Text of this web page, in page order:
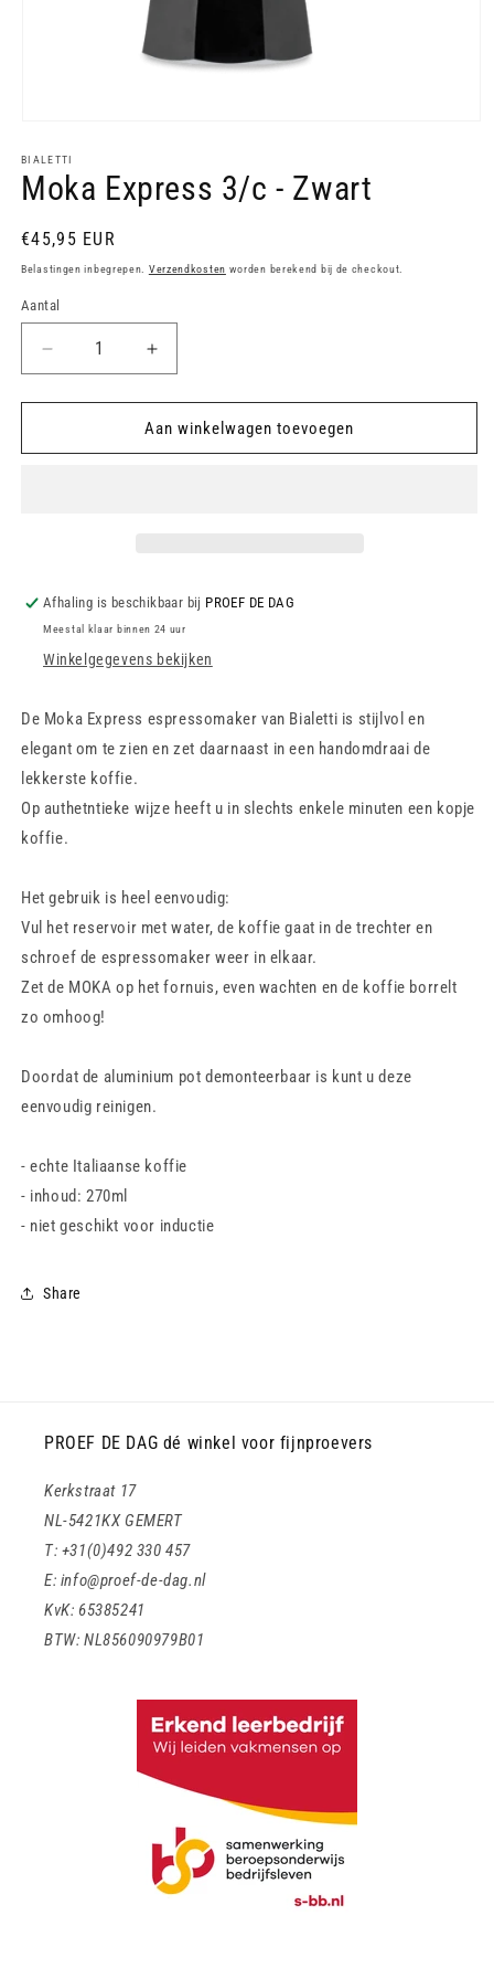
openen
in
modaal
BIALETTI
Moka Express 3/c - Zwart
Normale
prijs
€45,95 EUR
Belastingen inbegrepen. Verzendkosten worden berekend bij de checkout.
Aantal
Aantal
verlagen
voor
Express
Aantal
verhogen
voor
Moka
Express
Aan winkelwagen toevoegen
Afhaling is beschikbaar bij PROEF DE DAG
Meestal klaar binnen 24 uur
Winkelgegevens bekijken
De Moka Express espressomaker van Bialetti is stijlvol en
elegant om te zien en zet daarnaast in een handomdraai de
lekkerste koffie.
Op authetntieke wijze heeft u in slechts enkele minuten een kopje
koffie.
Het gebruik is heel eenvoudig:
Vul het reservoir met water, de koffie gaat in de trechter en
schroef de espressomaker weer in elkaar.
Zet de MOKA op het fornuis, even wachten en de koffie borrelt
zo omhoog!
Doordat de aluminium pot demonteerbaar is kunt u deze
eenvoudig reinigen.
- echte Italiaanse koffie
- inhoud: 270ml
- niet geschikt voor inductie
Share
PROEF DE DAG dé winkel voor fijnproevers
Kerkstraat 17
NL-5421KX GEMERT
T: +31(0)492 330 457
E: info@proef-de-dag.nl
KvK: 65385241
BTW: NL856090979B01